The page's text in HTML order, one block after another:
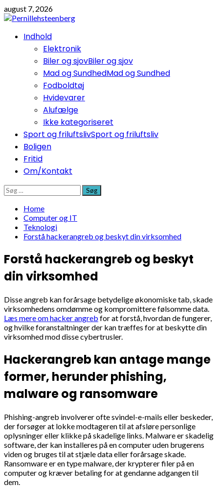
Skip
to
august 7, 2026
PrimaryIndhold
Elektronik
Biler og sjovBiler og sjov
Mad og SundhedMad og Sundhed
Fodboldtøj
Hvidevarer
Alufælge
Ikke kategoriseret
Sport og friluftslivSport og friluftsliv
Boligen
Fritid
Om/Kontakt
Søg
efter:
Home
Computer og IT
Teknologi
Forstå hackerangreb og beskyt din virksomhed
Forstå hackerangreb og beskyt
din virksomhed
Disse angreb kan forårsage betydelige økonomiske tab, skade
virksomhedens omdømme og kompromittere følsomme data.
Læs mere om hacker angreb for at forstå, hvordan de fungerer,
og hvilke foranstaltninger der kan træffes for at beskytte din
virksomhed mod disse cybertrusler.
Hackerangreb kan antage mange
former, herunder phishing,
malware og ransomware
Phishing-angreb involverer ofte svindel-e-mails eller beskeder,
der forsøger at lokke modtageren til at afsløre personlige
oplysninger eller klikke på skadelige links. Malware er skadelig
software, der kan installeres på en computer uden brugerens
viden og bruges til at stjæle data eller forårsage skade.
Ransomware er en type malware, der krypterer filer på en
computer og kræver betaling for at gendanne adgangen til
dem.